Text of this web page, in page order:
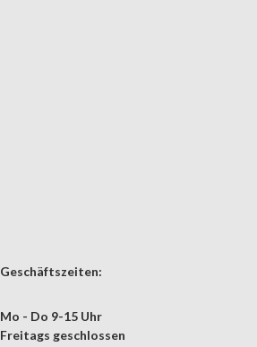
Geschäftszeiten:
Mo - Do 9-15 Uhr
Freitags geschlossen